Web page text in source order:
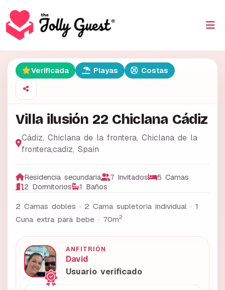
Verificada Playas Costas
Villa ilusión 22 Chiclana Cádiz
Cádiz, Chiclana de la frontera, Chiclana de la
frontera,cadiz, Spain
Residencia secundaria 7 Invitados
5 Camas
2 Dormitorios
1 Baños
2 Camas dobles · 2 Cama supletoria individual · 1
Cuna extra para bebe · 70m2
ANFITRIÓN
David
Usuario verificado